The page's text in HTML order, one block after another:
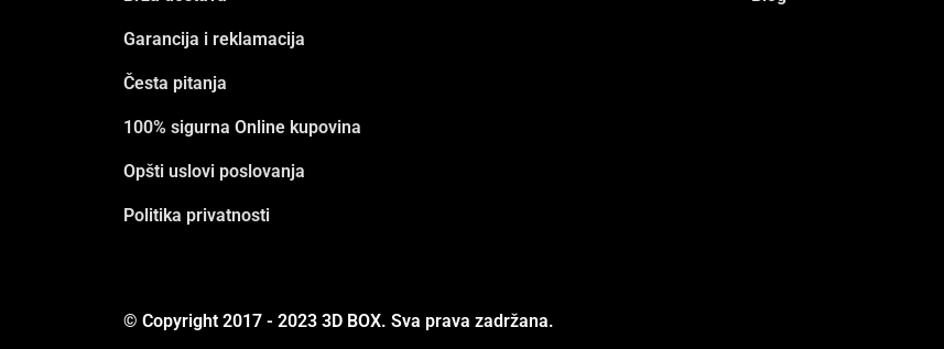
Garancija i reklamacija
Česta pitanja
100% sigurna Online kupovina
Opšti uslovi poslovanja
Politika privatnosti
© Copyright 2017 - 2023 3D BOX. Sva prava zadržana.